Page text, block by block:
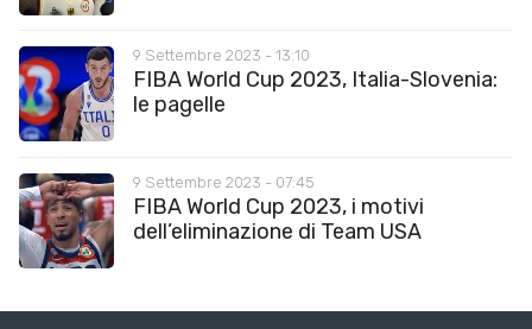
9 Settembre 2023 - 13:10
FIBA World Cup 2023, Italia-Slovenia:
le pagelle
9 Settembre 2023 - 07:45
FIBA World Cup 2023, i motivi
dell’eliminazione di Team USA